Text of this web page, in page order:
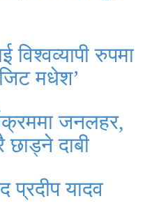
रुपमा
मधेश’
जनलहर,
दाबी
प्रदीप यादव